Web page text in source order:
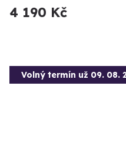
4 190 Kč
Volný termín už 09. 08.